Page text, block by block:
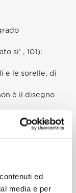
ed
media e per
si’ , 101):
e le sorelle, di
è il disegno
e dominare
dipendenza
non